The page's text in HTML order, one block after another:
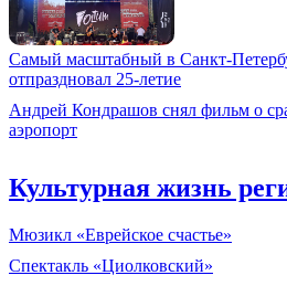
Самый масштабный в Санкт-
отпраздновал 25-летие
Андрей Кондрашов снял фильм о
аэропорт
Культурная жизнь
Мюзикл «Еврейское счастье»
Спектакль «Циолковский»